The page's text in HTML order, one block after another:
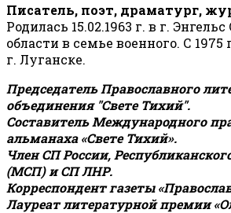
Писатель, поэт, драматург,
Родилась 15.02.1963 г. в г.
области в семье военного. С 1975
г. Луганске.
Председатель Православного
объединения "Свете Тихий".
Составитель Международного
альманаха «Свете Тихий».
Член СП России,
(МСП) и СП ЛНР.
Корреспондент газеты
Лауреат литературной премии